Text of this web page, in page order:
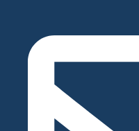
indhold